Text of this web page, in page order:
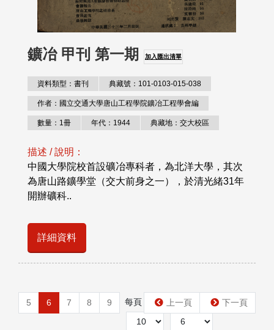
鑛冶 甲刊 第一期 加入匯出清單
資料類型：書刊 典藏號：101-0103-015-038
作者：國立交通大學唐山工程學院鑛冶工程學會編
數量：1冊 年代：1944 典藏地：交大校區
描述 / 說明：
中國大學院校首設礦冶專科者，為北洋大學，其次
為唐山路鑛學堂（交大前身之一），於清光緒31年
開辦礦科..
詳細資料
5 6 7 8 9 每頁 第
上一頁 下一頁